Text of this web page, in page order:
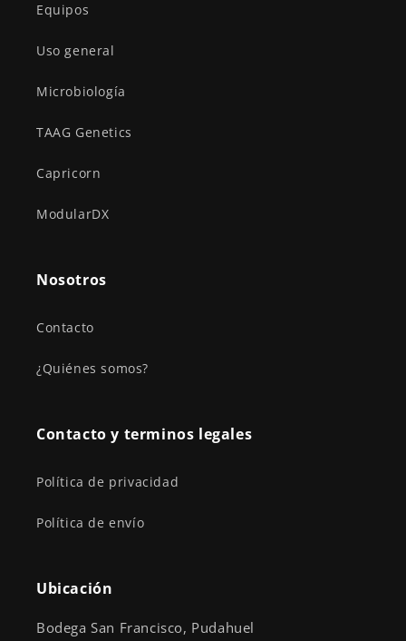
Equipos
Uso general
Microbiología
TAAG Genetics
Capricorn
ModularDX
Nosotros
Contacto
¿Quiénes somos?
Contacto y terminos legales
Política de privacidad
Política de envío
Ubicación
Bodega San Francisco, Pudahuel